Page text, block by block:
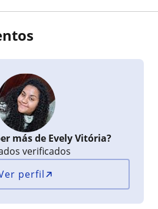
más de Evely Vitória?
verificados
perfil